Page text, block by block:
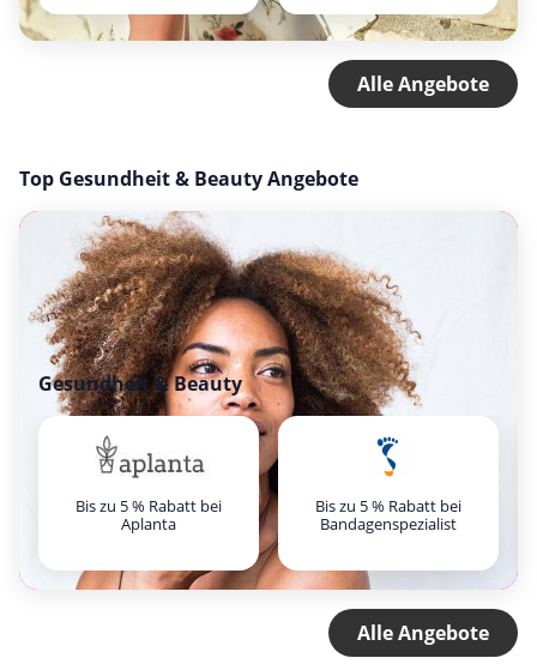
Alle Angebote
Top Gesundheit & Beauty Angebote
Gesundheit & Beauty
Bis zu 5 % Rabatt bei
Aplanta
Bis zu 5 % Rabatt bei
Bandagenspezialist
Alle Angebote